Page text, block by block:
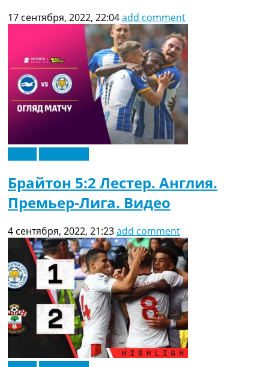
17 сентября, 2022, 22:04add comment
Брайтон 5:2 Лестер. Англия.
Премьер-Лига. Видео
4 сентября, 2022, 21:23add comment